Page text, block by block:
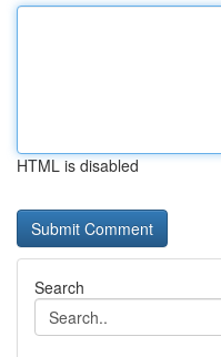
HTML is disabled
Search